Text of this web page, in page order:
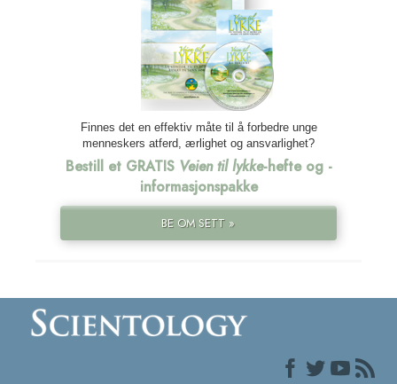
Finnes det en effektiv måte til å forbedre unge
menneskers atferd, ærlighet og ansvarlighet?
Bestill et GRATIS Veien til lykke-hefte og -
informasjonspakke
BE OM SETT »